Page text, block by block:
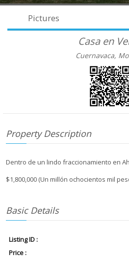
Pictures
Casa en
Cuernavaca,
Property Description
Dentro de un lindo fraccionamiento en
$1,800,000 (Un millón ochocientos mil
Basic Details
Listing ID :
Price :